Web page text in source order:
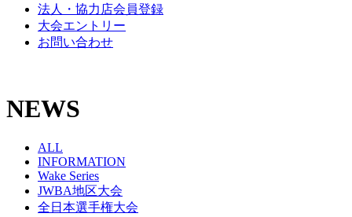
法人・協力店会員登録
大会エントリー
お問い合わせ
NEWS
ALL
INFORMATION
Wake Series
JWBA地区大会
全日本選手権大会